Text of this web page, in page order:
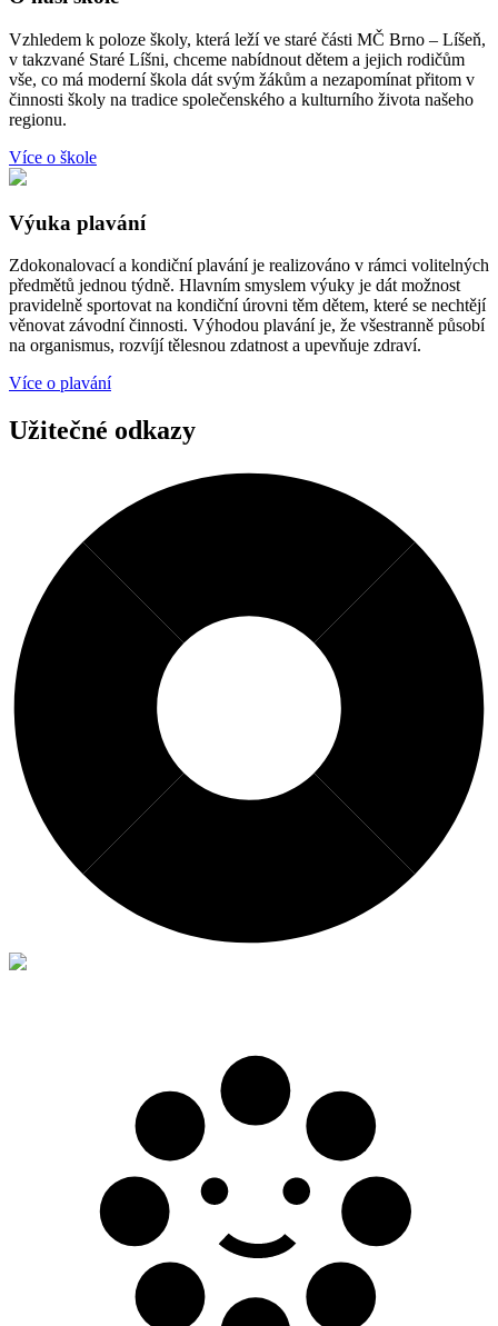
Vzhledem k poloze školy, která leží ve staré části MČ Brno – Líšeň,
v takzvané Staré Líšni, chceme nabídnout dětem a jejich rodičům
vše, co má moderní škola dát svým žákům a nezapomínat přitom v
činnosti školy na tradice společenského a kulturního života našeho
regionu.
Více o škole
Výuka plavání
Zdokonalovací a kondiční plavání je realizováno v rámci volitelných
předmětů jednou týdně. Hlavním smyslem výuky je dát možnost
pravidelně sportovat na kondiční úrovni těm dětem, které se nechtějí
věnovat závodní činnosti. Výhodou plavání je, že všestranně působí
na organismus, rozvíjí tělesnou zdatnost a upevňuje zdraví.
Více o plavání
Užitečné odkazy